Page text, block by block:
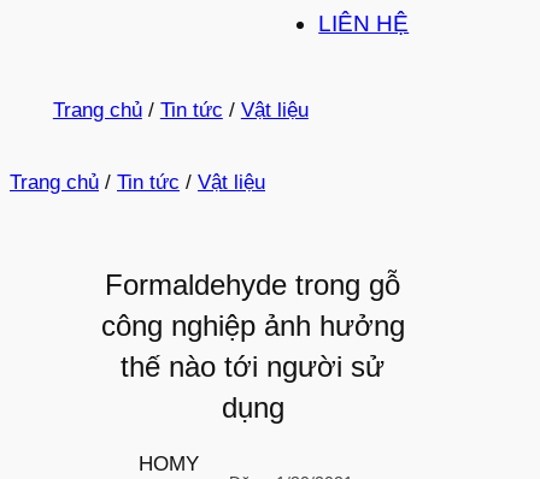
LIÊN HỆ
Trang chủ/ Tin tức / Vật liệu
Trang chủ / Tin tức / Vật liệu
Formaldehyde trong gỗ
công nghiệp ảnh hưởng
thế nào tới người sử
dụng
HOMY